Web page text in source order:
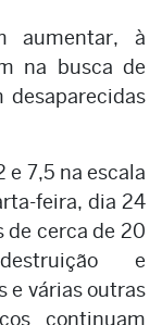
aumentar, à
na busca de
desaparecidas
e 7,5 na escala
feira, dia 24
de cerca de 20
e
e várias outras
continuam